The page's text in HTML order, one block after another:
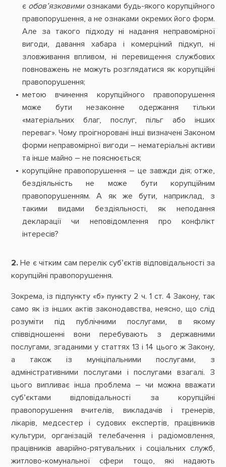
є обов’язковимиознаками будь-якого корупційного
правопорушення, а не ознаками окремих його форм.
Але за такого підходу ні надання неправомірної
вигоди, давання хабара і комерціний підкуп, ні
зловживання впливом, ні перевищення службових
повноважень не можуть розглядатися як корупційні
правопорушення;
метою вчинення корупційного правопорушення
може бути незаконне одержання тільки
«матеріальних благ, послуг, пільг або інших
переваг». Чому проігноровані інші визначені Законом
форми неправомірної вигоди – нематеріальні активи
та інше майно – не пояснюється;
корупційне правопорушення – це завжди дія; отже,
бездіяльність не може бути корупційним
правопорушенням. А як же бути, наприклад, з
такими видами бездіяльності, як неподання
декларації чи неповідомлення про конфлікт
інтересів?
2.Не є чітким сам перелік суб’єктів відповідальності за
корупційні правопорушення.
Зокрема, із підпункту «б» пункту 2 ч. 1 ст. 4 Закону, так
само як із інших актів законодавства, неясно, що слід
розуміти під публічними послугами, в якому
співвідношенні вони перебувають з державними
послугами, згаданими у статтях 13 і 14 цього ж Закону,
а також із муніціпальними послугами, з
адміністративними послугами і послугами взагалі. З
цього випливає інша проблема – чи можна вважати
суб’єктами відповідальності за корупційні
правопорушення вчителів, викладачів і тренерів,
лікарів, медсестер і судових експертів, працівників
культури, організацій телебачення і радіомовлення,
працівників аварійно-рятувальних і соціальних служб,
житлово-комунальної сфери тощо, які надають